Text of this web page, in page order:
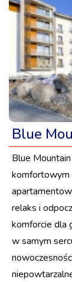
Blue
Blue
komfortowym
relaks i
komforcie dla
w samym